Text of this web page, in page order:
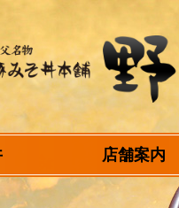
父名物 豚
舗 野さか
店舗案内